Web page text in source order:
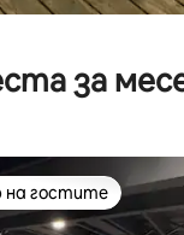
за
избор на
на гостите